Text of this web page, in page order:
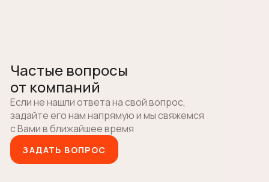
Частые вопросы
от компаний
Если не нашли ответа на свой вопрос,
задайте его нам напрямую и мы свяжемся
с Вами в ближайшее время
ЗАДАТЬ ВОПРОС